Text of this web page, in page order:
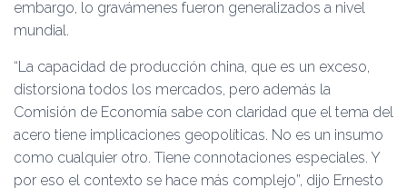
embargo, lo gravámenes fueron generalizados a nivel
mundial.
“La capacidad de producción china, que es un exceso,
distorsiona todos los mercados, pero además la
Comisión de Economía sabe con claridad que el tema del
acero tiene implicaciones geopolíticas. No es un insumo
como cualquier otro. Tiene connotaciones especiales. Y
por eso el contexto se hace más complejo”, dijo Ernesto